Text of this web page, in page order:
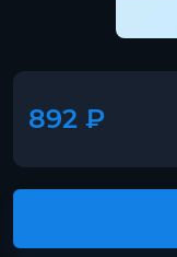
892 ₽